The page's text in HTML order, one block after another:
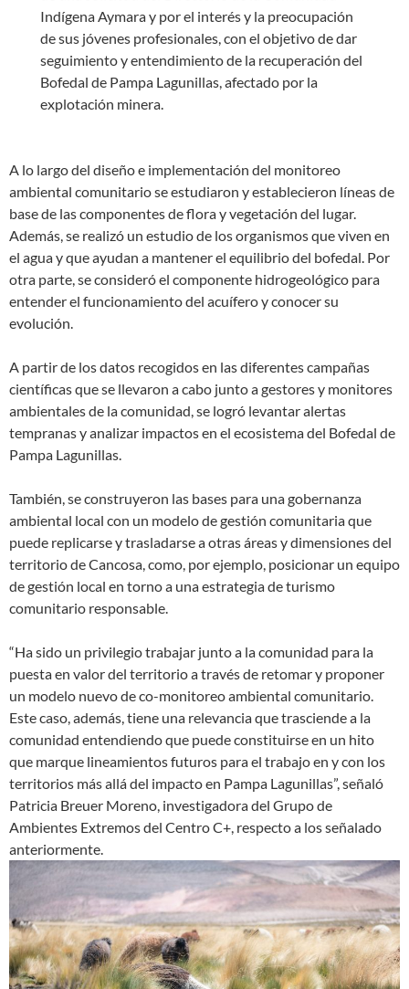
Indígena Aymara y por el interés y la preocupación
de sus jóvenes profesionales, con el objetivo de dar
seguimiento y entendimiento de la recuperación del
Bofedal de Pampa Lagunillas, afectado por la
explotación minera.
A lo largo del diseño e implementación del monitoreo
ambiental comunitario se estudiaron y establecieron líneas de
base de las componentes de flora y vegetación del lugar.
Además, se realizó un estudio de los organismos que viven en
el agua y que ayudan a mantener el equilibrio del bofedal. Por
otra parte, se consideró el componente hidrogeológico para
entender el funcionamiento del acuífero y conocer su
evolución.
A partir de los datos recogidos en las diferentes campañas
científicas que se llevaron a cabo junto a gestores y monitores
ambientales de la comunidad, se logró levantar alertas
tempranas y analizar impactos en el ecosistema del Bofedal de
Pampa Lagunillas.
También, se construyeron las bases para una gobernanza
ambiental local con un modelo de gestión comunitaria que
puede replicarse y trasladarse a otras áreas y dimensiones del
territorio de Cancosa, como, por ejemplo, posicionar un equipo
de gestión local en torno a una estrategia de turismo
comunitario responsable.
“Ha sido un privilegio trabajar junto a la comunidad para la
puesta en valor del territorio a través de retomar y proponer
un modelo nuevo de co-monitoreo ambiental comunitario.
Este caso, además, tiene una relevancia que trasciende a la
comunidad entendiendo que puede constituirse en un hito
que marque lineamientos futuros para el trabajo en y con los
territorios más allá del impacto en Pampa Lagunillas”, señaló
Patricia Breuer Moreno, investigadora del Grupo de
Ambientes Extremos del Centro C+, respecto a los señalado
anteriormente.